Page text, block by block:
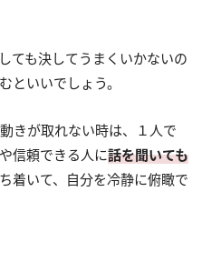
ても決してうまくいかないの
といいでしょう。
きが取れない時は、１人で
信頼できる人に話を聞いても
着いて、自分を冷静に俯瞰で